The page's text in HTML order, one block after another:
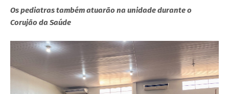
Os pediatras também atuarão na unidade durante o
Corujão da Saúde